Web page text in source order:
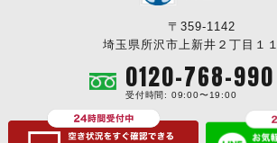
〒359-1142
埼玉県所沢市上新井２丁目１
0120-768-990
受付時間: 09:00〜19:00